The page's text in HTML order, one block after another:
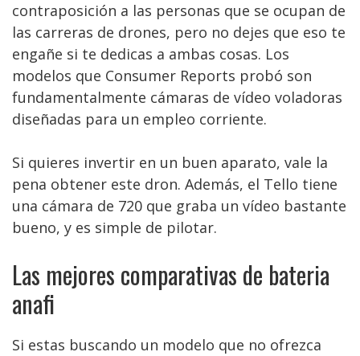
contraposición a las personas que se ocupan de
las carreras de drones, pero no dejes que eso te
engañe si te dedicas a ambas cosas. Los
modelos que Consumer Reports probó son
fundamentalmente cámaras de vídeo voladoras
diseñadas para un empleo corriente.
Si quieres invertir en un buen aparato, vale la
pena obtener este dron. Además, el Tello tiene
una cámara de 720 que graba un vídeo bastante
bueno, y es simple de pilotar.
Las mejores comparativas de bateria
anafi
Si estas buscando un modelo que no ofrezca